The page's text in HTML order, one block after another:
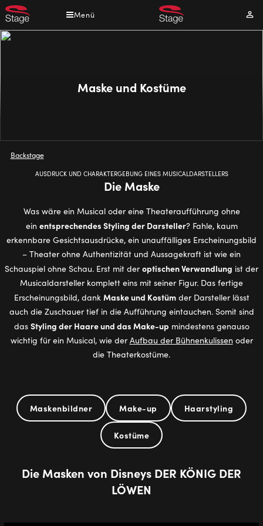
Direkt
zum
Inhalt
Menü
Maske und Kostüme
Pfadnavigation
Backstage
AUSDRUCK UND CHARAKTERGEBUNG EINES MUSICALDARSTELLERS
Die Maske
Was wäre ein Musical oder eine Theateraufführung ohne
ein entsprechendes Styling der Darsteller? Fahle, kaum
erkennbare Gesichtsausdrücke, ein unauffälliges Erscheinungsbild
– Theater ohne Authentizität und Aussagekraft ist wie ein
Schauspiel ohne Schau. Erst mit deroptischen Verwandlung ist der
Musicaldarsteller komplett eins mit seiner Figur. Das fertige
Erscheinungsbild, dank Maske und Kostümder Darsteller lässt
auch die Zuschauer tief in die Aufführung eintauchen. Somit sind
das Styling der Haare und das Make-up mindestens genauso
wichtig für ein Musical, wie derAufbau der Bühnenkulissen oder
die Theaterkostüme.
Maskenbildner Make-up Haarstyling
Kostüme
Die Mas­ken von Dis­neys DER KÖNIG DER
LÖWEN